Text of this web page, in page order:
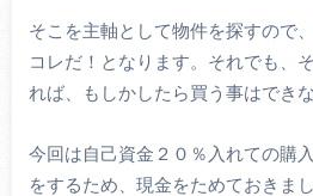
そこを主軸として物件を探すので
コレだ！となります。それでも、
れば、もしかしたら買う事はでき
今回は自己資金２０％入れての購
をするため、現金をためておきま